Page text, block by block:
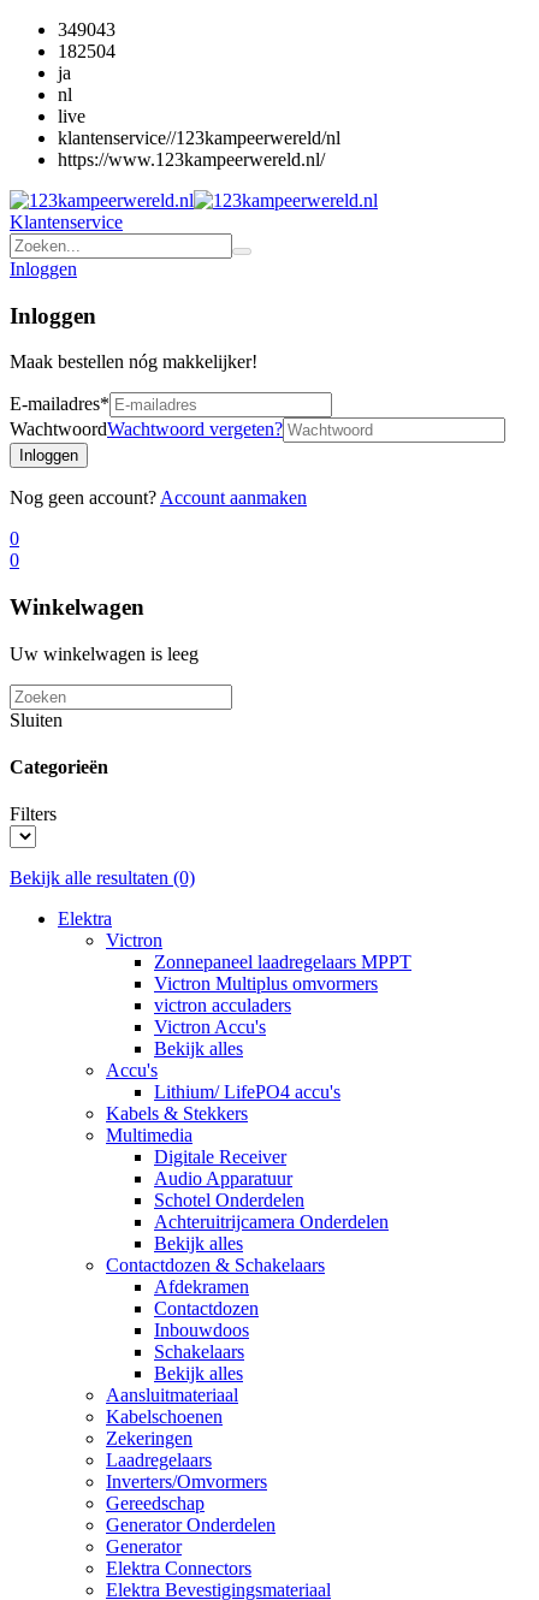
349043
182504
ja
nl
live
klantenservice//123kampeerwereld/nl
https://www.123kampeerwereld.nl/
Klantenservice
Inloggen
Inloggen
Maak bestellen nóg makkelijker!
E-mailadres*
WachtwoordWachtwoord vergeten?
Inloggen
Nog geen account?Account aanmaken
0
0
Winkelwagen
Uw winkelwagen is leeg
Sluiten
Categorieën
Filters
Bekijk alle resultaten (0)
Elektra
Victron
Zonnepaneel laadregelaars MPPT
Victron Multiplus omvormers
victron acculaders
Victron Accu's
Bekijk alles
Accu's
Lithium/ LifePO4 accu's
Kabels & Stekkers
Multimedia
Digitale Receiver
Audio Apparatuur
Schotel Onderdelen
Achteruitrijcamera Onderdelen
Bekijk alles
Contactdozen & Schakelaars
Afdekramen
Contactdozen
Inbouwdoos
Schakelaars
Bekijk alles
Aansluitmateriaal
Kabelschoenen
Zekeringen
Laadregelaars
Inverters/Omvormers
Gereedschap
Generator Onderdelen
Generator
Elektra Connectors
Elektra Bevestigingsmateriaal